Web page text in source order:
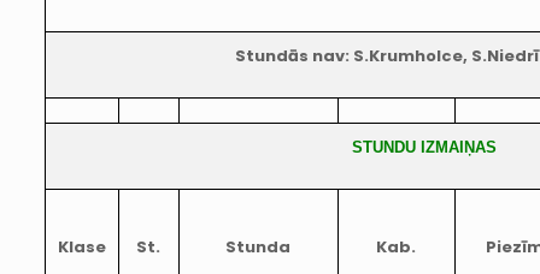
Stundās nav: S.Krumholce,
STUNDU IZMAIŅAS
Klase St. Stunda Kab.